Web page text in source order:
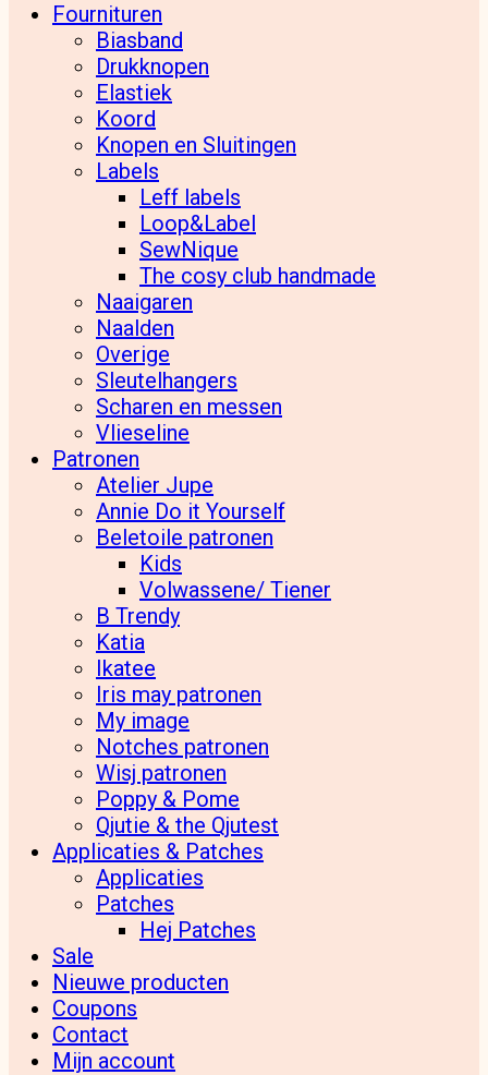
Fournituren
Biasband
Drukknopen
Elastiek
Koord
Knopen en Sluitingen
Labels
Leff labels
Loop&Label
SewNique
The cosy club handmade
Naaigaren
Naalden
Overige
Sleutelhangers
Scharen en messen
Vlieseline
Patronen
Atelier Jupe
Annie Do it Yourself
Beletoile patronen
Kids
Volwassene/ Tiener
B Trendy
Katia
Ikatee
Iris may patronen
My image
Notches patronen
Wisj patronen
Poppy & Pome
Qjutie & the Qjutest
Applicaties & Patches
Applicaties
Patches
Hej Patches
Sale
Nieuwe producten
Coupons
Contact
Mijn account